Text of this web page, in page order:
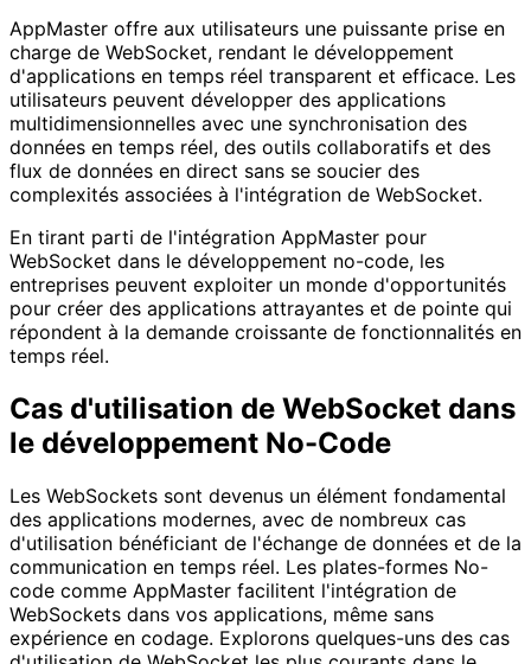
AppMaster offre aux utilisateurs une puissante prise en
charge de WebSocket, rendant le développement
d'applications en temps réel transparent et efficace. Les
utilisateurs peuvent développer des applications
multidimensionnelles avec une synchronisation des
données en temps réel, des outils collaboratifs et des
flux de données en direct sans se soucier des
complexités associées à l'intégration de WebSocket.
En tirant parti de l'intégration AppMaster pour
WebSocket dans le développement no-code, les
entreprises peuvent exploiter un monde d'opportunités
pour créer des applications attrayantes et de pointe qui
répondent à la demande croissante de fonctionnalités en
temps réel.
Cas d'utilisation de WebSocket dans
le développement No-Code
Les WebSockets sont devenus un élément fondamental
des applications modernes, avec de nombreux cas
d'utilisation bénéficiant de l'échange de données et de la
communication en temps réel. Les plates-formes No-
code comme AppMaster facilitent l'intégration de
WebSockets dans vos applications, même sans
expérience en codage. Explorons quelques-uns des cas